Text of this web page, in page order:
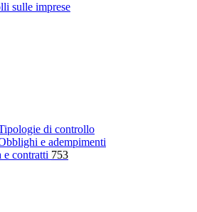
sulle imprese
di controllo
e adempimenti
e contratti 753